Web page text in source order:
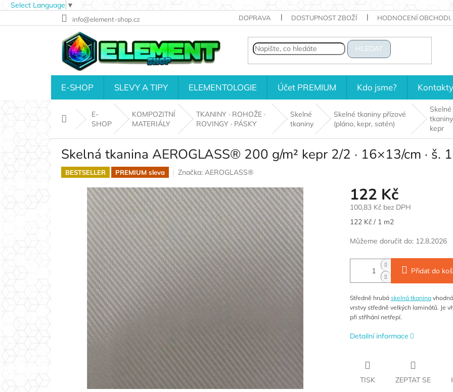
Select Language ▼
na
info@element-shop.cz DOPRAVA DOSTUPNOST ZBOŽÍ HODNOCENÍ OBCHODU
HLEDAT
E-SHOP SLEVY A TIPY ELEMENTOLOGIE Účet PREMIUM Kdo jsme? Kontakty
Domů
E-
SHOP
KOMPOZITNÍ
MATERIÁLY
TKANINY · ROHOŽE ·
ROVINGY · PÁSKY
Skelné
tkaniny
Skelné tkaniny přízové
(pláno, kepr, satén)
Skelné
kepr
Skelná tkanina AEROGLASS® 200 g/m² kepr 2/2 · 16×13/cm · š.
BESTSELLER PREMIUM sleva Značka: AEROGLASS®
122 Kč
100,83 Kč bez DPH
Měrná
122 Kč / 1 m2
Můžeme doručit do: 12.8.2026
Přidat do
Středně hrubá skelná tkanina
vrstvy středně velkých laminátů. Je
při stříhání netřepí.
Detailní informace
TISK ZEPTAT SE